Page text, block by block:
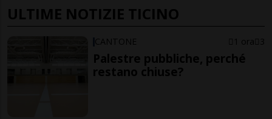
ULTIME NOTIZIE TICINO
CANTONE 1 ora 3
Palestre pubbliche, perché
restano chiuse?